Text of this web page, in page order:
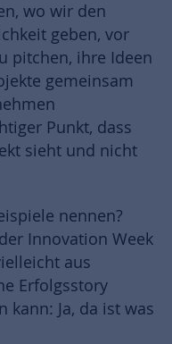
wo wir den
geben, vor
pitchen, ihre Ideen
gemeinsam
Punkt, dass
sieht und nicht
nennen?
Innovation Week
aus
Erfolgsstory
kann: Ja, da ist was